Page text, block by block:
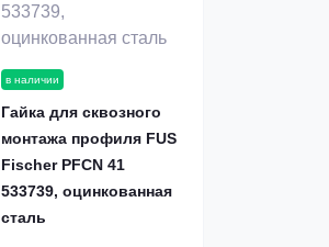
в наличии
Гайка для сквозного
монтажа профиля FUS
Fischer PFCN 41
533739, оцинкованная
сталь